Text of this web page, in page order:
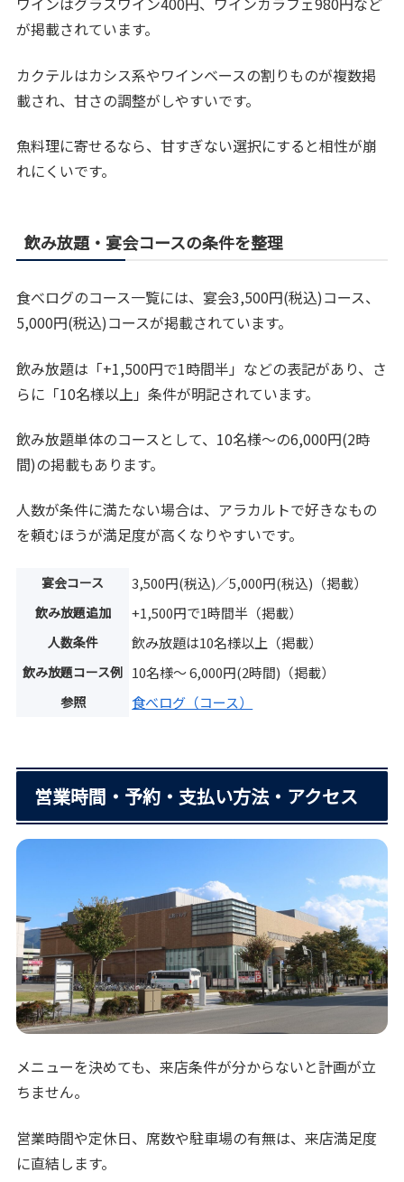
が掲載されています。
カクテルはカシス系やワインベースの割りものが複数掲
載され、甘さの調整がしやすいです。
魚料理に寄せるなら、甘すぎない選択にすると相性が崩
れにくいです。
飲み放題・宴会コースの条件を整理
食べログのコース一覧には、宴会3,500円(税込)コース、
5,000円(税込)コースが掲載されています。
飲み放題は「+1,500円で1時間半」などの表記があり、さ
らに「10名様以上」条件が明記されています。
飲み放題単体のコースとして、10名様〜の6,000円(2時
間)の掲載もあります。
人数が条件に満たない場合は、アラカルトで好きなもの
を頼むほうが満足度が高くなりやすいです。
宴会コース 3,500円(税込)／5,000円(税込)（掲載）
飲み放題追加 +1,500円で1時間半（掲載）
人数条件 飲み放題は10名様以上（掲載）
飲み放題コース例 10名様〜 6,000円(2時間)（掲載）
参照 食べログ（コース）
営業時間・予約・支払い方法・アクセス
メニューを決めても、来店条件が分からないと計画が立
ちません。
営業時間や定休日、席数や駐車場の有無は、来店満足度
に直結します。